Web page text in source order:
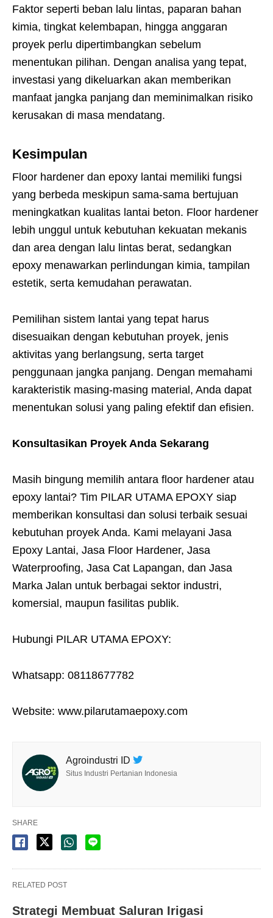
Faktor seperti beban lalu lintas, paparan bahan
kimia, tingkat kelembapan, hingga anggaran
proyek perlu dipertimbangkan sebelum
menentukan pilihan. Dengan analisa yang tepat,
investasi yang dikeluarkan akan memberikan
manfaat jangka panjang dan meminimalkan risiko
kerusakan di masa mendatang.
Kesimpulan
Floor hardener dan epoxy lantai memiliki fungsi
yang berbeda meskipun sama-sama bertujuan
meningkatkan kualitas lantai beton. Floor hardener
lebih unggul untuk kebutuhan kekuatan mekanis
dan area dengan lalu lintas berat, sedangkan
epoxy menawarkan perlindungan kimia, tampilan
estetik, serta kemudahan perawatan.
Pemilihan sistem lantai yang tepat harus
disesuaikan dengan kebutuhan proyek, jenis
aktivitas yang berlangsung, serta target
penggunaan jangka panjang. Dengan memahami
karakteristik masing-masing material, Anda dapat
menentukan solusi yang paling efektif dan efisien.
Konsultasikan Proyek Anda Sekarang
Masih bingung memilih antara floor hardener atau
epoxy lantai? Tim PILAR UTAMA EPOXY siap
memberikan konsultasi dan solusi terbaik sesuai
kebutuhan proyek Anda. Kami melayani Jasa
Epoxy Lantai, Jasa Floor Hardener, Jasa
Waterproofing, Jasa Cat Lapangan, dan Jasa
Marka Jalan untuk berbagai sektor industri,
komersial, maupun fasilitas publik.
Hubungi PILAR UTAMA EPOXY:
Whatsapp: 08118677782
Website: www.pilarutamaepoxy.com
Agroindustri ID
Situs Industri Pertanian Indonesia
SHARE
RELATED POST
Strategi Membuat Saluran Irigasi